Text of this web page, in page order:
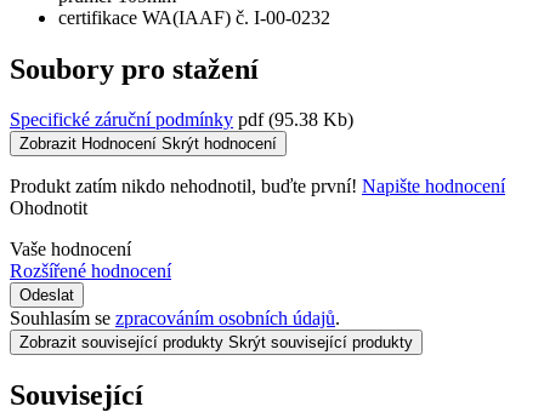
certifikace WA(IAAF) č. I-00-0232
Soubory pro stažení
Specifické záruční podmínky pdf (95.38 Kb)
Zobrazit Hodnocení Skrýt hodnocení
Produkt zatím nikdo nehodnotil, buďte první! Napište hodnocení
Ohodnotit
Vaše hodnocení
Rozšířené hodnocení
Odeslat
Souhlasím se zpracováním osobních údajů.
Zobrazit související produkty Skrýt související produkty
Související